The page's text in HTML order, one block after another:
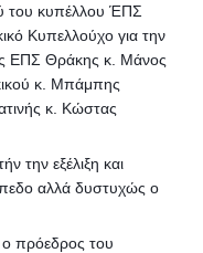
του κυπέλλου ΈΠΣ
Κυπελλούχο για την
ΕΠΣ Θράκης κ. Μάνος
κ. Μπάμπης
κ. Κώστας
την εξέλιξη και
αλλά δυστυχώς ο
πρόεδρος του